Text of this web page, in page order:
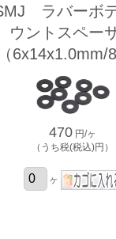
ラバーボ
ウントスペー
6x14x1.0mm/
470 円/ヶ
（うち税(税込)円）
ヶ